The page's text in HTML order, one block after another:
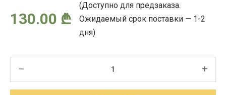
130.00 ₾
(Доступно для предзаказа.
Ожидаемый срок поставки — 1-2
дня)
Семена